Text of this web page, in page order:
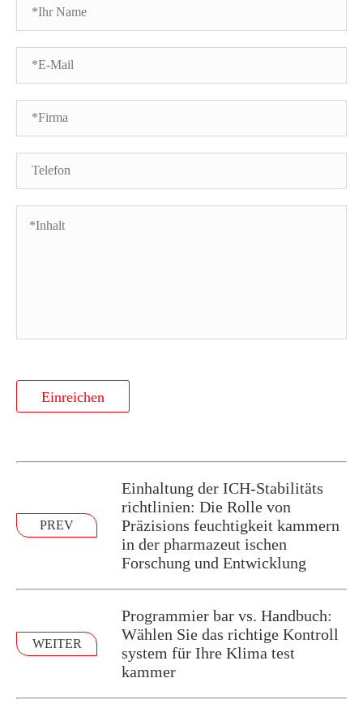
Einreichen
PREV
Einhaltung der ICH-Stabilitäts
richtlinien: Die Rolle von
Präzisions feuchtigkeit kammern
in der pharmazeut ischen
Forschung und Entwicklung
WEITER
Programmier bar vs. Handbuch:
Wählen Sie das richtige Kontroll
system für Ihre Klima test
kammer